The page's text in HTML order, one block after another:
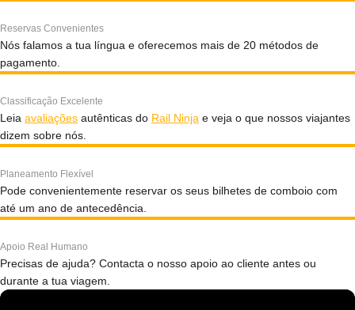
Reservas Convenientes
Nós falamos a tua língua e oferecemos mais de 20 métodos de
pagamento.
Classificação Excelente
Leia avaliações autênticas do Rail Ninja e veja o que nossos viajantes
dizem sobre nós.
Planeamento Flexível
Pode convenientemente reservar os seus bilhetes de comboio com
até um ano de antecedência.
Apoio Real Humano
Precisas de ajuda? Contacta o nosso apoio ao cliente antes ou
durante a tua viagem.